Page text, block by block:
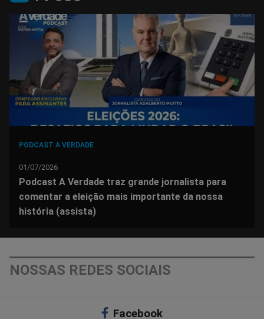
no
Facebook
no
Whatsapp
no
Twitter
no
Messenger
no
Telegram
no
Gettr
PODCAST A VERDADE
01/07/2026
Podcast A Verdade traz grande jornalista para
comentar a eleição mais importante da nossa
história (assista)
NOSSAS REDES SOCIAIS
Facebook